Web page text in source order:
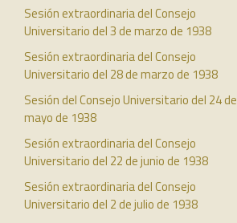
Sesión extraordinaria del Consejo
Universitario del 3 de marzo de 1938
Sesión extraordinaria del Consejo
Universitario del 28 de marzo de 1938
Sesión del Consejo Universitario del 24 de
mayo de 1938
Sesión extraordinaria del Consejo
Universitario del 22 de junio de 1938
Sesión extraordinaria del Consejo
Universitario del 2 de julio de 1938